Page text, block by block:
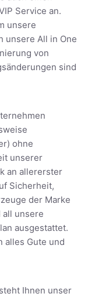
Service an.
unsere
unsere All in One
von
sind
ohne
unserer
an allererster
Sicherheit,
der Marke
all unsere
ausgestattet.
alles Gute und
Ihnen unser